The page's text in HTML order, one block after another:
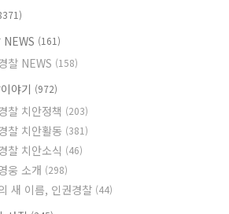
NEWS (161)
찰 NEWS (158)
야기 (972)
찰 치안정책 (203)
찰 치안활동 (381)
찰 치안소식 (46)
웅 소개 (298)
새 이름, 인권경찰 (44)